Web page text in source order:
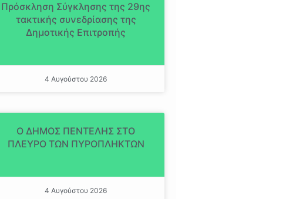
Πρόσκληση Σύγκλησης της 29ης
τακτικής συνεδρίασης της
Δημοτικής Επιτροπής
4 Αυγούστου 2026
Ο ΔΗΜΟΣ ΠΕΝΤΕΛΗΣ ΣΤΟ
ΠΛΕΥΡΟ ΤΩΝ ΠΥΡΟΠΛΗΚΤΩΝ
4 Αυγούστου 2026